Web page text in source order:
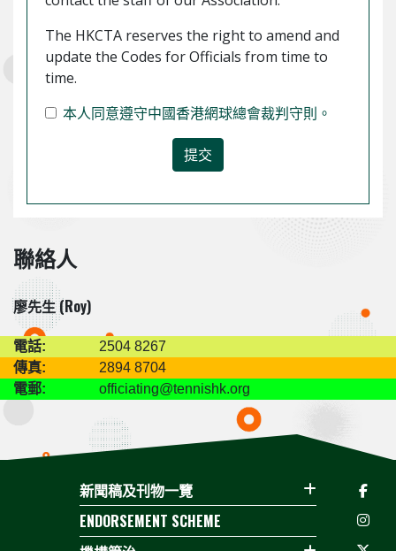
聯絡人
廖先生 (Roy)
電話:
2504 8267
傳真:
2894 8704
電郵:
officiating@tennishk.org
新聞稿及刊物一覽
ENDORSEMENT SCHEME